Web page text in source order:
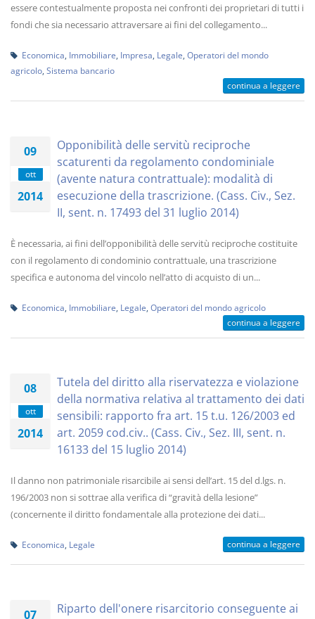
essere contestualmente proposta nei confronti dei proprietari di tutti i
fondi che sia necessario attraversare ai fini del collegamento...
Economica Immobiliare Impresa Legale Operatori del mondo
agricolo Sistema bancario
continua a leggere
09
ott
2014
Opponibilità delle servitù reciproche
scaturenti da regolamento condominiale
(avente natura contrattuale): modalità di
esecuzione della trascrizione. (Cass. Civ., Sez.
II, sent. n. 17493 del 31 luglio 2014)
È necessaria, ai fini dell’opponibilità delle servitù reciproche costituite
con il regolamento di condominio contrattuale, una trascrizione
specifica e autonoma del vincolo nell’atto di acquisto di un...
Economica Immobiliare Legale Operatori del mondo agricolo
continua a leggere
08
ott
2014
Tutela del diritto alla riservatezza e violazione
della normativa relativa al trattamento dei dati
sensibili: rapporto fra art. 15 t.u. 126/2003 ed
art. 2059 cod.civ.. (Cass. Civ., Sez. III, sent. n.
16133 del 15 luglio 2014)
Il danno non patrimoniale risarcibile ai sensi dell’art. 15 del d.lgs. n.
196/2003 non si sottrae alla verifica di “gravità della lesione”
(concernente il diritto fondamentale alla protezione dei dati...
Economica Legale continua a leggere
07
Riparto dell'onere risarcitorio conseguente ai